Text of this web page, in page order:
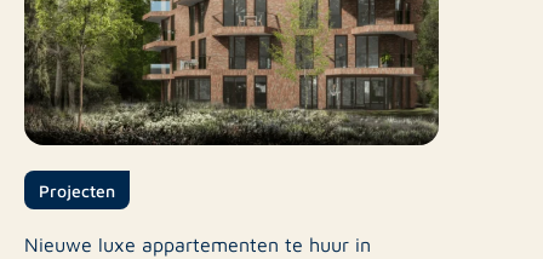
Projecten
Nieuwe luxe appartementen te huur in